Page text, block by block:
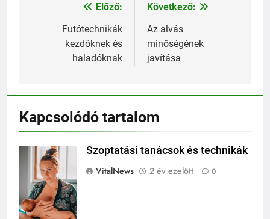
Bejegyzés
navigáció
Előző:
Futótechnikák
kezdőknek és
haladóknak
Következő:
Az alvás
minőségének
javítása
Kapcsolódó tartalom
Szoptatási
tanácsok és
technikák
Szoptatási tanácsok és technikák
VitalNews
2 év ezelőtt 0